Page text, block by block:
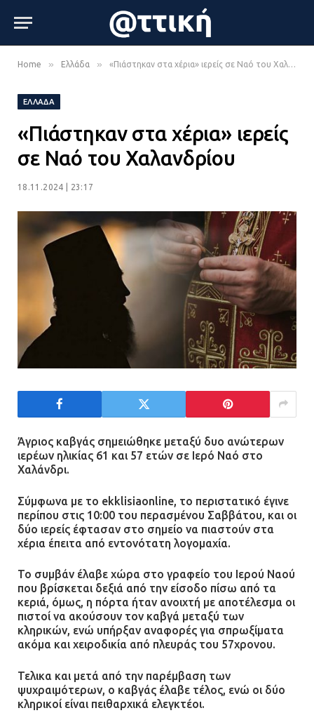
Home » Ελλάδα » «Πιάστηκαν στα χέρια» ιερείς σε Ναό του Χαλανδρίου
ΕΛΛΆΔΑ
«Πιάστηκαν στα χέρια» ιερείς
σε Ναό του Χαλανδρίου
18.11.2024 | 23:17
Άγριος καβγάς σημειώθηκε μεταξύ δυο ανώτερων
ιερέων ηλικίας 61 και 57 ετών σε Ιερό Ναό στο
Χαλάνδρι.
Σύμφωνα με το ekklisiaonline, το περιστατικό έγινε
περίπου στις 10:00 του περασμένου Σαββάτου, και οι
δύο ιερείς έφτασαν στο σημείο να πιαστούν στα
χέρια έπειτα από εντονότατη λογομαχία.
Το συμβάν έλαβε χώρα στο γραφείο του Ιερού Ναού
που βρίσκεται δεξιά από την είσοδο πίσω από τα
κεριά, όμως, η πόρτα ήταν ανοιχτή με αποτέλεσμα οι
πιστοί να ακούσουν τον καβγά μεταξύ των
κληρικών, ενώ υπήρξαν αναφορές για σπρωξίματα
ακόμα και χειροδικία από πλευράς του 57χρονου.
Τελικα και μετά από την παρέμβαση των
ψυχραιμότερων, ο καβγάς έλαβε τέλος, ενώ οι δύο
κληρικοί είναι πειθαρχικά ελεγκτέοι.